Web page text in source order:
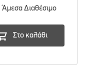
Άμεσα Διαθέσιμο
Στο καλάθι